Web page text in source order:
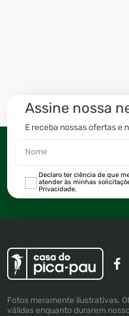
Assine nossa
E receba nossas ofertas e
Declaro ter ciência de que
atender às minhas
Privacidade.
Fotos meramente ilustrativas.
válidas enquanto durarem